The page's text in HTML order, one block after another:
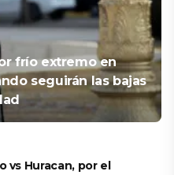
frío extremo en
seguirán las bajas
vs Huracan, por el